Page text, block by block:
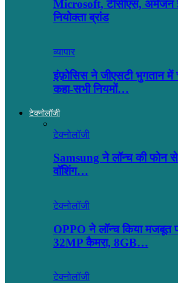
Microsoft, टीसीएस, अमेजन
नियोक्ता ब्रांड
व्यापार
इंफ़ोसिस ने जीएसटी भुगतान में
कहा-सभी नियमों…
टेक्नोलॉजी
टेक्नोलॉजी
Samsung ने लॉन्च की फोन
वॉशिंग…
टेक्नोलॉजी
OPPO ने लॉन्‍च किया
32MP कैमरा, 8GB…
टेक्नोलॉजी